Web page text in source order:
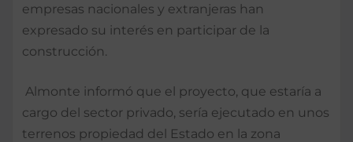
empresas nacionales y extranjeras han
expresado su interés en participar de la
construcción.
Almonte informó que el proyecto, que estaría a
cargo del sector privado, sería ejecutado en unos
terrenos propiedad del Estado en la zona